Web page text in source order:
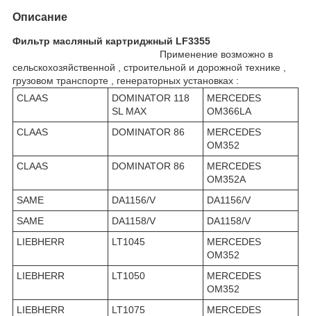
Описание
Фильтр масляный картриджный LF3355
Применение возможно в
сельскохозяйственной , строительной и дорожной технике ,
грузовом транспорте , генераторных установках :
CLAAS
DOMINATOR 118
SL MAX
MERCEDES
OM366LA
CLAAS
DOMINATOR 86
MERCEDES
OM352
CLAAS
DOMINATOR 86
MERCEDES
OM352A
SAME
DA1156/V
DA1156/V
SAME
DA1158/V
DA1158/V
LIEBHERR
LT1045
MERCEDES
OM352
LIEBHERR
LT1050
MERCEDES
OM352
LIEBHERR
LT1075
MERCEDES